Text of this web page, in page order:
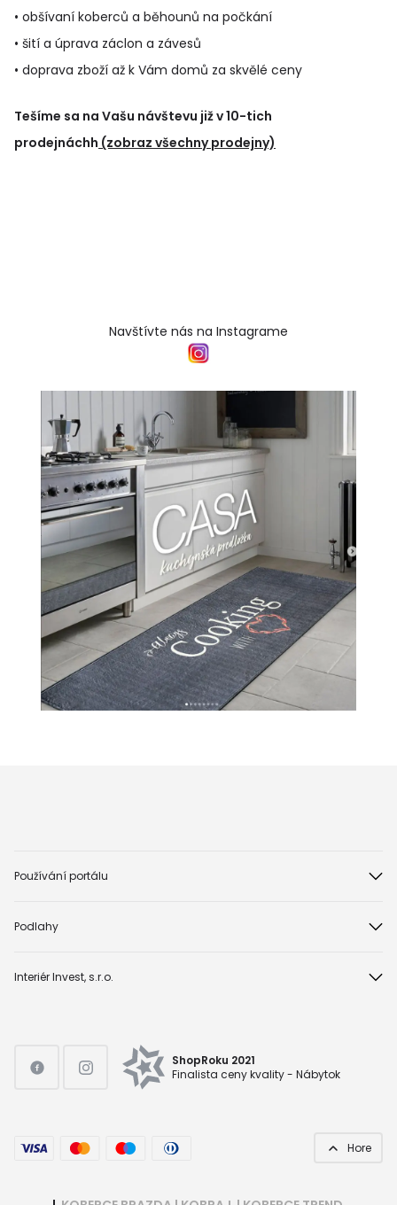
• obšívaní koberců a běhounů na počkání
• šití a úprava záclon a závesů
• doprava zboží až k Vám domů za skvělé ceny
Tešíme sa na Vašu návštevu již v 10-tich
prodejnáchh (zobraz všechny prodejny)
Navštívte nás na Instagrame
Používání portálu
Podlahy
Interiér Invest, s.r.o.
ShopRoku 2021
Finalista ceny kvality - Nábytok
Hore